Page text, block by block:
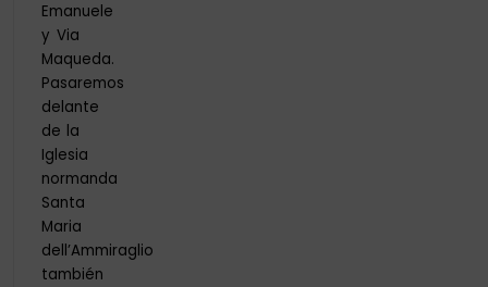
Emanuele
y Via
Maqueda.
Pasaremos
delante
de la
Iglesia
normanda
Santa
Maria
dell’Ammiraglio
también